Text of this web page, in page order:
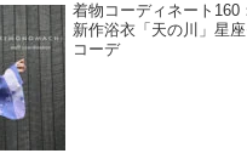
着物コーディネート160
新作浴衣「天の川」星
コーデ